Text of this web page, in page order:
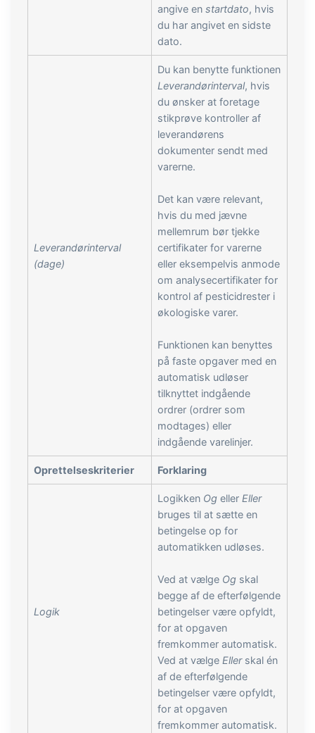
angive en startdato, hvis
du har angivet en sidste
dato.
Leverandørinterval
(dage)
Du kan benytte funktionen
Leverandørinterval, hvis
du ønsker at foretage
stikprøve kontroller af
leverandørens
dokumenter sendt med
varerne.
Det kan være relevant,
hvis du med jævne
mellemrum bør tjekke
certifikater for varerne
eller eksempelvis anmode
om analysecertifikater for
kontrol af pesticidrester i
økologiske varer.
Funktionen kan benyttes
på faste opgaver med en
automatisk udløser
tilknyttet indgående
ordrer (ordrer som
modtages) eller
indgående varelinjer.
Oprettelseskriterier Forklaring
Logik
Logikken Og eller Eller
bruges til at sætte en
betingelse op for
automatikken udløses.
Ved at vælge Og skal
begge af de efterfølgende
betingelser være opfyldt,
for at opgaven
fremkommer automatisk.
Ved at vælge Ellerskal én
af de efterfølgende
betingelser være opfyldt,
for at opgaven
fremkommer automatisk.